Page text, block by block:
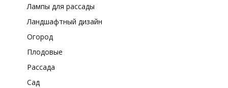
Лампы для рассады
Ландшафтный дизайн
Огород
Плодовые
Рассада
Сад